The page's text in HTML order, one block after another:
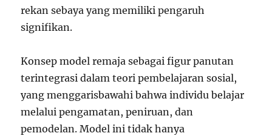
rekan sebaya yang memiliki pengaruh
signifikan.
Konsep model remaja sebagai figur panutan
terintegrasi dalam teori pembelajaran sosial,
yang menggarisbawahi bahwa individu belajar
melalui pengamatan, peniruan, dan
pemodelan. Model ini tidak hanya